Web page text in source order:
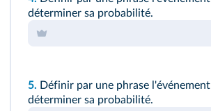
déterminer sa probabilité.
5. Définir par une phrase l'événement
déterminer sa probabilité.